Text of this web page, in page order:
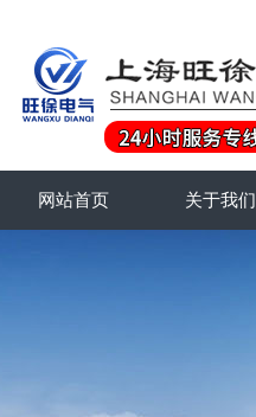
网站首页 关于我们